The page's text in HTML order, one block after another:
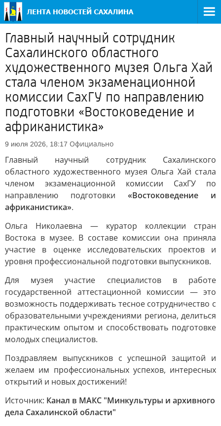
Главный научный сотрудник
Сахалинского областного
художественного музея Ольга Хай
стала членом экзаменационной
комиссии СахГУ по направлению
подготовки «Востоковедение и
африканистика»
9 июля 2026, 18:17 Официально
Главный научный сотрудник Сахалинского
областного художественного музея Ольга Хай стала
членом экзаменационной комиссии СахГУ по
направлению подготовки «Востоковедение и
африканистика».
Ольга Николаевна — куратор коллекции стран
Востока в музее. В составе комиссии она приняла
участие в оценке исследовательских проектов и
уровня профессиональной подготовки выпускников.
Для музея участие специалистов в работе
государственной аттестационной комиссии — это
возможность поддерживать тесное сотрудничество с
образовательными учреждениями региона, делиться
практическим опытом и способствовать подготовке
молодых специалистов.
Поздравляем выпускников с успешной защитой и
желаем им профессиональных успехов, интересных
открытий и новых достижений!
Источник: Канал в МАКС "Минкультуры и архивного
дела Сахалинской области"